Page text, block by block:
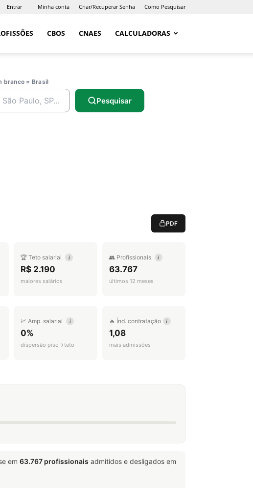
Entrar Minha conta Criar/Recuperar Senha Como Pesquisar
CBOS CNAES CALCULADORAS
branco = Brasil
Pesquisar
PDF
🏆 Teto salarial i
R$ 2.190
maiores salários
👥 Profissionais i
63.767
últimos 12 meses
📈 Amp. salarial i
0%
dispersão piso→teto
🔥 Índ. contratação i
1,08
mais admissões
em 63.767 profissionais admitidos e desligados em